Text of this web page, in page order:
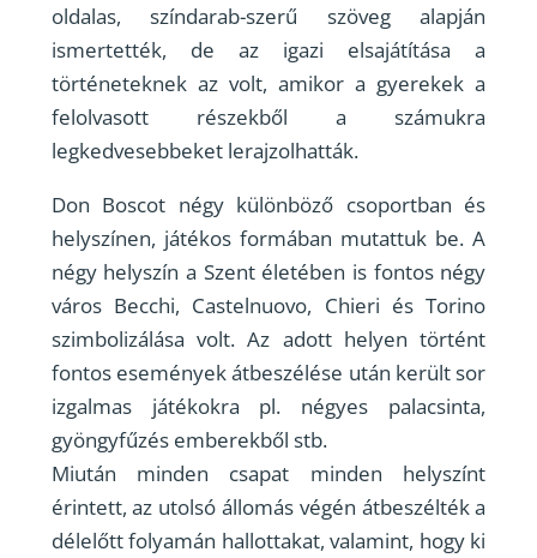
oldalas, színdarab-szerű szöveg alapján
ismertették, de az igazi elsajátítása a
történeteknek az volt, amikor a gyerekek a
felolvasott részekből a számukra
legkedvesebbeket lerajzolhatták.
Don Boscot négy különböző csoportban és
helyszínen, játékos formában mutattuk be. A
négy helyszín a Szent életében is fontos négy
város Becchi, Castelnuovo, Chieri és Torino
szimbolizálása volt. Az adott helyen történt
fontos események átbeszélése után került sor
izgalmas játékokra pl. négyes palacsinta,
gyöngyfűzés emberekből stb.
Miután minden csapat minden helyszínt
érintett, az utolsó állomás végén átbeszélték a
délelőtt folyamán hallottakat, valamint, hogy ki